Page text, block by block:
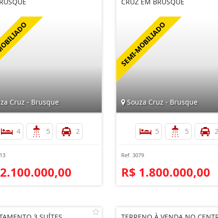
Cruz - Brusque
4 5 2
Souza Cruz - Brusque
5 5 2
Ref. 3079
R$ 1.800.000,00